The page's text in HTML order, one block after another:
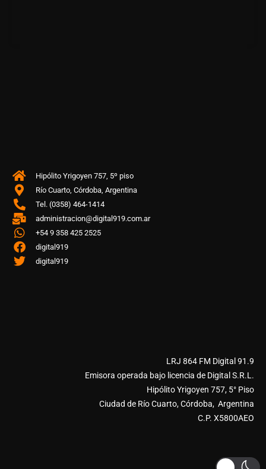
Hipólito Yrigoyen 757, 5º piso
Río Cuarto, Córdoba, Argentina
Tel. (0358) 464-1414
administracion@digital919.com.ar
+54 9 358 425 2525
digital919
digital919
LRJ 864 FM Digital 91.9
Emisora operada bajo licencia de Digital S.R.L.
Hipólito Yrigoyen 757, 5° Piso
Ciudad de Río Cuarto, Córdoba, Argentina
C.P. X5800AEO